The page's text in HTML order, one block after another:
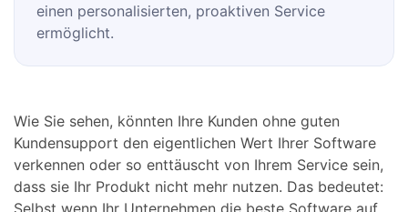
einen personalisierten, proaktiven Service
ermöglicht.
Wie Sie sehen, könnten Ihre Kunden ohne guten
Kundensupport den eigentlichen Wert Ihrer Software
verkennen oder so enttäuscht von Ihrem Service sein,
dass sie Ihr Produkt nicht mehr nutzen. Das bedeutet: